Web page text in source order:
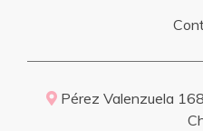
Pérez Valenzuela